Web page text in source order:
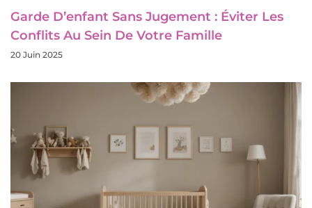
Garde D’enfant Sans Jugement : Éviter Les
Conflits Au Sein De Votre Famille
20 Juin 2025